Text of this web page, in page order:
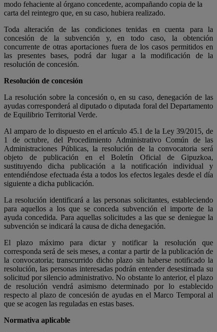
modo fehaciente al órgano concedente, acompañando copia de la
carta del reintegro que, en su caso, hubiera realizado.
Toda alteración de las condiciones tenidas en cuenta para la
concesión de la subvención y, en todo caso, la obtención
concurrente de otras aportaciones fuera de los casos permitidos en
las presentes bases, podrá dar lugar a la modificación de la
resolución de concesión.
Resolución de concesión
La resolución sobre la concesión o, en su caso, denegación de las
ayudas corresponderá al diputado o diputada foral del Departamento
de Equilibrio Territorial Verde.
Al amparo de lo dispuesto en el artículo 45.1 de la Ley 39/2015, de
1 de octubre, del Procedimiento Administrativo Común de las
Administraciones Públicas, la resolución de la convocatoria será
objeto de publicación en el Boletín Oficial de Gipuzkoa,
sustituyendo dicha publicación a la notificación individual y
entendiéndose efectuada ésta a todos los efectos legales desde el día
siguiente a dicha publicación.
La resolución identificará a las personas solicitantes, estableciendo
para aquellos a los que se conceda subvención el importe de la
ayuda concedida. Para aquellas solicitudes a las que se deniegue la
subvención se indicará la causa de dicha denegación.
El plazo máximo para dictar y notificar la resolución que
corresponda será de seis meses, a contar a partir de la publicación de
la convocatoria; transcurrido dicho plazo sin haberse notificado la
resolución, las personas interesadas podrán entender desestimada su
solicitud por silencio administrativo. No obstante lo anterior, el plazo
de resolución vendrá asimismo determinado por lo establecido
respecto al plazo de concesión de ayudas en el Marco Temporal al
que se acogen las reguladas en estas bases.
Normativa aplicable